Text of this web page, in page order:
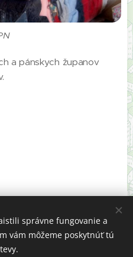
a pánskych županov
cesta 65D , 974 01 Banská
správne fungovanie a
vám môžeme poskytnúť tú